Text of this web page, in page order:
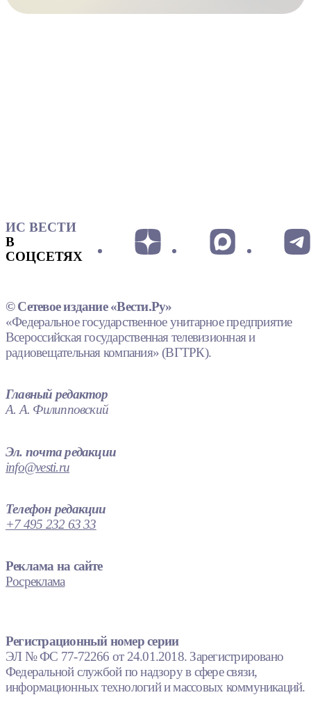
ИС ВЕСТИ
В
СОЦСЕТЯХ
© Сетевое издание «Вести.Ру»
«Федеральное государственное унитарное предприятие
Всероссийская государственная телевизионная и
радиовещательная компания» (ВГТРК).
Главный редактор
А. А. Филипповский
Эл. почта редакции
info@vesti.ru
Телефон редакции
+7 495 232 63 33
Реклама на сайте
Росреклама
Регистрационный номер серии
ЭЛ № ФС 77-72266 от 24.01.2018. Зарегистрировано
Федеральной службой по надзору в сфере связи,
информационных технологий и массовых коммуникаций.